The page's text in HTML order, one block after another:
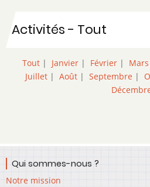
Activités - Tout
Tout| Janvier| Février| Mars
Juillet| Août| Septembre |
Qui sommes-nous ?
Notre mission